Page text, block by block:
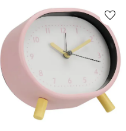
favorite